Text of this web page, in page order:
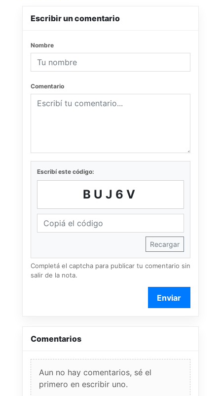
Escribir un comentario
Nombre
Comentario
Escribí este código:
BUJ6V
Recargar
Completá el captcha para publicar tu comentario sin
salir de la nota.
Enviar
Comentarios
Aun no hay comentarios, sé el
primero en escribir uno.